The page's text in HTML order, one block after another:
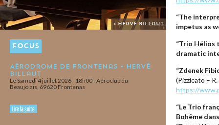
> Hervé Billaut > François
FOCUS
Aérodrome de Frontenas • Hervé
Billaut
Le Samedi 4 juillet 2026 - 18h00 - Aéroclub du
Beaujolais, 69620 Frontenas
Lire la suite
“The
impetus as
“Trio Hélios
dramatic
“Zdenek
(Pizzicato –
https://
“Le Trio
Bohême